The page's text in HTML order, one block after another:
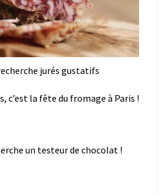
jurés gustatifs
c’est la fête du fromage à Paris !
un testeur de chocolat !